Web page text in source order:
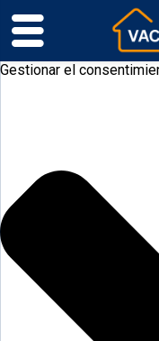
Gestionar el